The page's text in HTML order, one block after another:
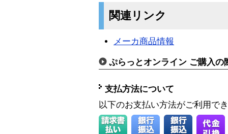
関連リンク
メーカ商品情報
ぷらっとオンライン ご購入の
支払方法について
以下のお支払い方法がご利用で